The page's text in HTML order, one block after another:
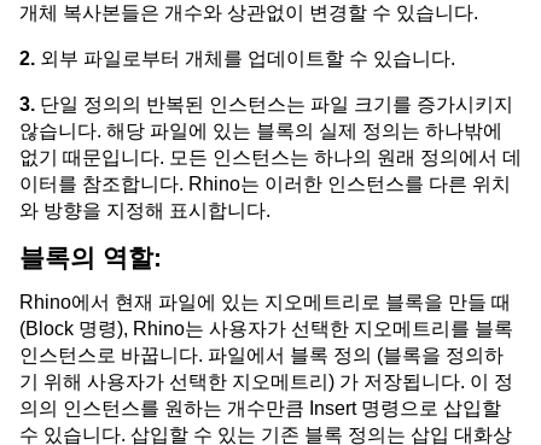
개체 복사본들은 개수와 상관없이 변경할 수 있습니다.
2. 외부 파일로부터 개체를 업데이트할 수 있습니다.
3. 단일 정의의 반복된 인스턴스는 파일 크기를 증가시키지
않습니다. 해당 파일에 있는 블록의 실제 정의는 하나밖에
없기 때문입니다. 모든 인스턴스는 하나의 원래 정의에서 데
이터를 참조합니다. Rhino는 이러한 인스턴스를 다른 위치
와 방향을 지정해 표시합니다.
블록의 역할:
Rhino에서 현재 파일에 있는 지오메트리로 블록을 만들 때
(Block 명령), Rhino는 사용자가 선택한 지오메트리를 블록
인스턴스로 바꿉니다. 파일에서 블록 정의 (블록을 정의하
기 위해 사용자가 선택한 지오메트리) 가 저장됩니다. 이 정
의의 인스턴스를 원하는 개수만큼 Insert 명령으로 삽입할
수 있습니다. 삽입할 수 있는 기존 블록 정의는 삽입 대화상